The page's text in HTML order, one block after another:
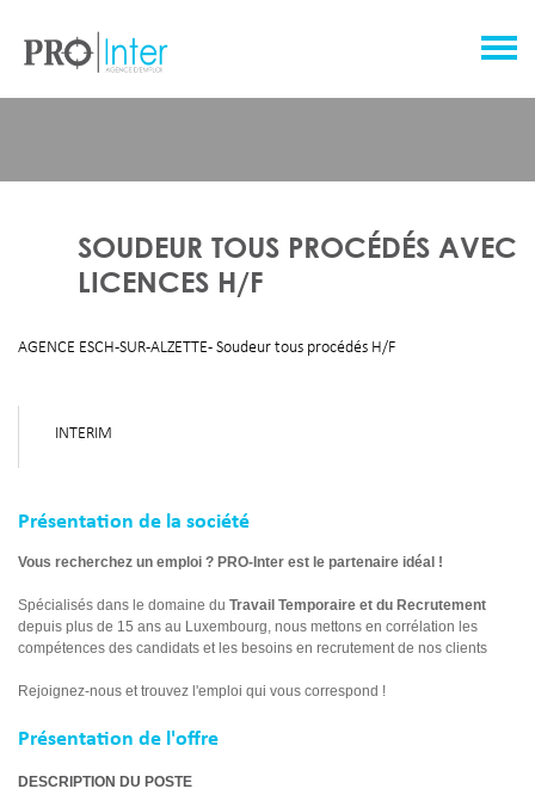
SOUDEUR TOUS PROCÉDÉS AVEC
LICENCES H/F
AGENCE ESCH-SUR-ALZETTE - Soudeur tous procédés H/F
INTERIM
Présentation de la société
Vous recherchez un emploi ? PRO-Inter est le partenaire idéal !
Spécialisés dans le domaine du Travail Temporaire et du Recrutement
depuis plus de 15 ans au Luxembourg, nous mettons en corrélation les
compétences des candidats et les besoins en recrutement de nos clients
Rejoignez-nous et trouvez l'emploi qui vous correspond !
Présentation de l'offre
DESCRIPTION DU POSTE